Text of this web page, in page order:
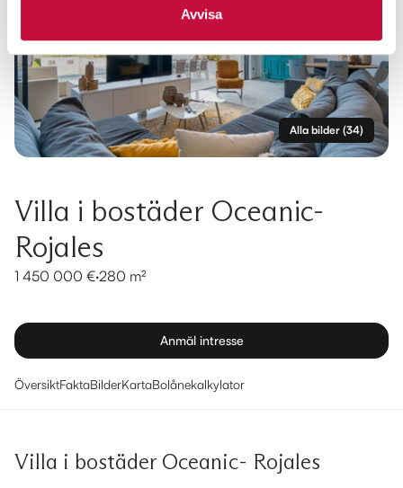
Avvisa
Alla bilder (34)
Villa i bostäder Oceanic-
Rojales
1 450 000 €·280 m²
Anmäl intresse
ÖversiktFaktaBilderKartaBolånekalkylator
Villa i bostäder Oceanic- Rojales